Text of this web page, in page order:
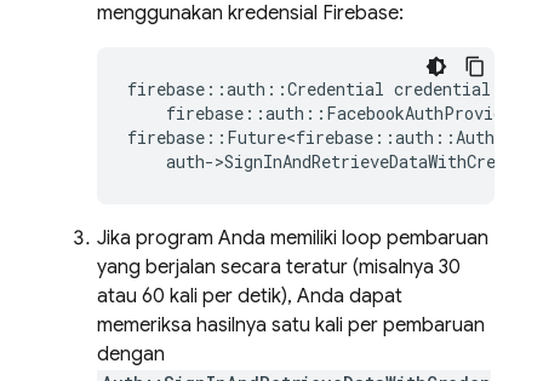
menggunakan kredensial Firebase:
firebase ::auth ::Credential credential
firebase ::auth :: FacebookAuthProvider
firebase :: Future<firebase ::auth ::
auth->
Jika program Anda memiliki loop pembaruan
yang berjalan secara teratur (misalnya 30
atau 60 kali per detik), Anda dapat
memeriksa hasilnya satu kali per pembaruan
dengan